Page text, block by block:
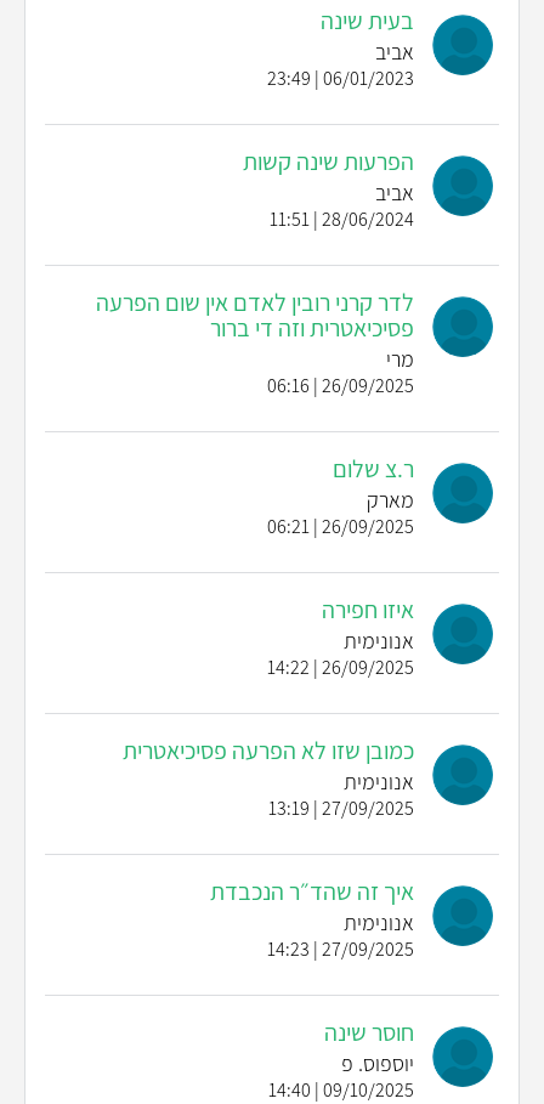
בעית שינה
אביב
06/01/2023 | 23:49
הפרעות שינה קשות
אביב
28/06/2024 | 11:51
לדר קרני רובין לאדם אין שום הפרעה
פסיכיאטרית וזה די ברור
מרי
26/09/2025 | 06:16
ר.צ שלום
מארק
26/09/2025 | 06:21
איזו חפירה
אנונימית
26/09/2025 | 14:22
כמובן שזו לא הפרעה פסיכיאטרית
אנונימית
27/09/2025 | 13:19
איך זה שהד״ר הנכבדת
אנונימית
27/09/2025 | 14:23
חוסר שינה
יוספוס. פ
09/10/2025 | 14:40